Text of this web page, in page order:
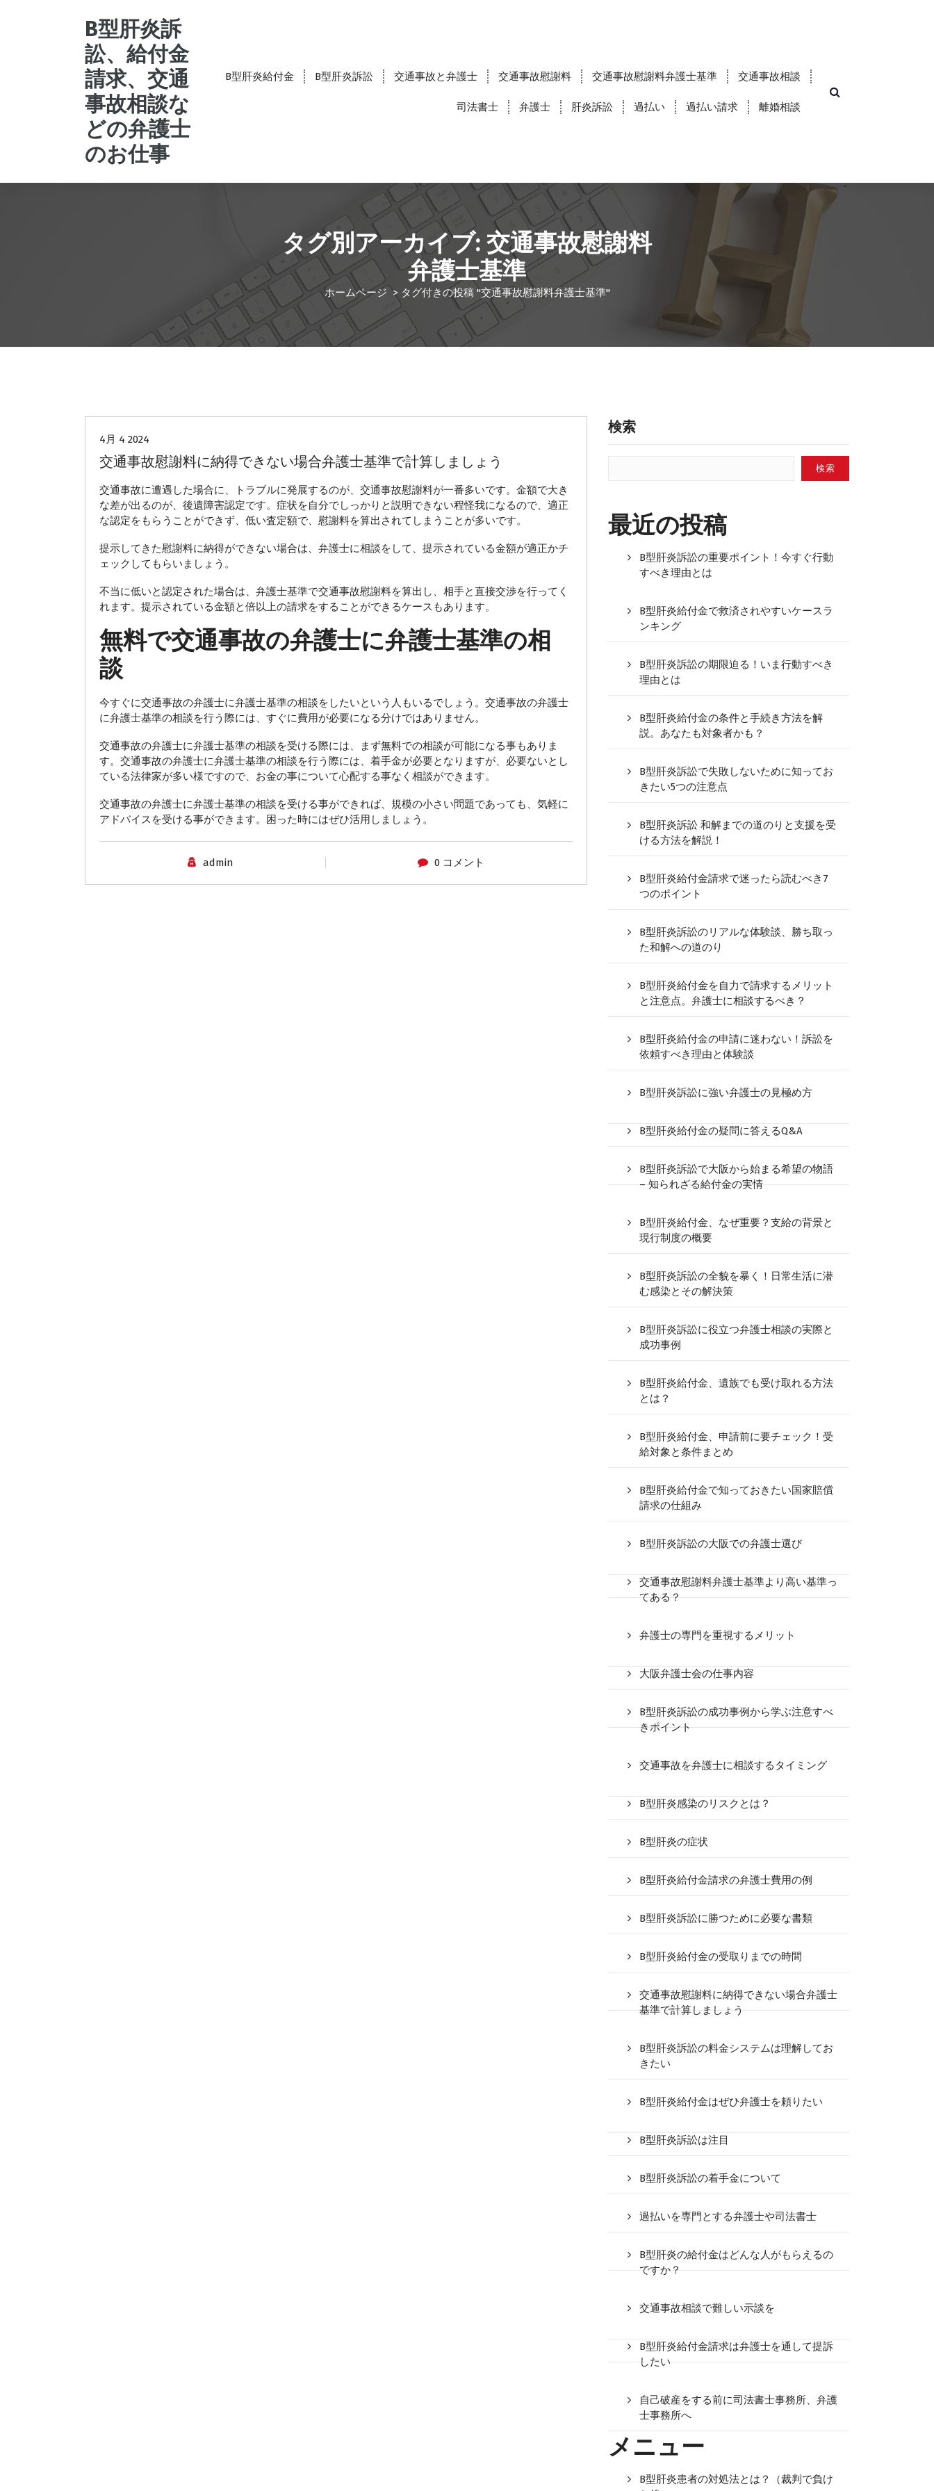
B型肝炎訴
訟、給付金
請求、交通
事故相談な
どの弁護士
のお仕事
B型肝炎給付金 B型肝炎訴訟 交通事故と弁護士 交通事故慰謝料 交通事故慰謝料弁護士基準 交通事故相談
司法書士 弁護士 肝炎訴訟 過払い 過払い請求 離婚相談
タグ別アーカイブ: 交通事故慰謝料
弁護士基準
ホームページ > タグ付きの投稿 "交通事故慰謝料弁護士基準"
4月 4 2024
交通事故慰謝料に納得できない場合弁護士基準で計算しましょう
交通事故に遭遇した場合に、トラブルに発展するのが、交通事故慰謝料が一番多いです。金額で大き
な差が出るのが、後遺障害認定です。症状を自分でしっかりと説明できない程怪我になるので、適正
な認定をもらうことができず、低い査定額で、慰謝料を算出されてしまうことが多いです。
提示してきた慰謝料に納得ができない場合は、弁護士に相談をして、提示されている金額が適正かチ
ェックしてもらいましょう。
不当に低いと認定された場合は、弁護士基準で交通事故慰謝料を算出し、相手と直接交渉を行ってく
れます。提示されている金額と倍以上の請求をすることができるケースもあります。
無料で交通事故の弁護士に弁護士基準の相
談
今すぐに交通事故の弁護士に弁護士基準の相談をしたいという人もいるでしょう。交通事故の弁護士
に弁護士基準の相談を行う際には、すぐに費用が必要になる分けではありません。
交通事故の弁護士に弁護士基準の相談を受ける際には、まず無料での相談が可能になる事もありま
す。交通事故の弁護士に弁護士基準の相談を行う際には、着手金が必要となりますが、必要ないとし
ている法律家が多い様ですので、お金の事について心配する事なく相談ができます。
交通事故の弁護士に弁護士基準の相談を受ける事ができれば、規模の小さい問題であっても、気軽に
アドバイスを受ける事ができます。困った時にはぜひ活用しましょう。
admin 0 コメント
検索
検索
最近の投稿
B型肝炎訴訟の重要ポイント！今すぐ行動
すべき理由とは
B型肝炎給付金で救済されやすいケースラ
ンキング
B型肝炎訴訟の期限迫る！いま行動すべき
理由とは
B型肝炎給付金の条件と手続き方法を解
説。あなたも対象者かも？
B型肝炎訴訟で失敗しないために知ってお
きたい5つの注意点
B型肝炎訴訟 和解までの道のりと支援を受
ける方法を解説！
B型肝炎給付金請求で迷ったら読むべき7
つのポイント
B型肝炎訴訟のリアルな体験談、勝ち取っ
た和解への道のり
B型肝炎給付金を自力で請求するメリット
と注意点。弁護士に相談するべき？
B型肝炎給付金の申請に迷わない！訴訟を
依頼すべき理由と体験談
B型肝炎訴訟に強い弁護士の見極め方
B型肝炎給付金の疑問に答えるQ&A
B型肝炎訴訟で大阪から始まる希望の物語
– 知られざる給付金の実情
B型肝炎給付金、なぜ重要？支給の背景と
現行制度の概要
B型肝炎訴訟の全貌を暴く！日常生活に潜
む感染とその解決策
B型肝炎訴訟に役立つ弁護士相談の実際と
成功事例
B型肝炎給付金、遺族でも受け取れる方法
とは？
B型肝炎給付金、申請前に要チェック！受
給対象と条件まとめ
B型肝炎給付金で知っておきたい国家賠償
請求の仕組み
B型肝炎訴訟の大阪での弁護士選び
交通事故慰謝料弁護士基準より高い基準っ
てある？
弁護士の専門を重視するメリット
大阪弁護士会の仕事内容
B型肝炎訴訟の成功事例から学ぶ注意すべ
きポイント
交通事故を弁護士に相談するタイミング
B型肝炎感染のリスクとは？
B型肝炎の症状
B型肝炎給付金請求の弁護士費用の例
B型肝炎訴訟に勝つために必要な書類
B型肝炎給付金の受取りまでの時間
交通事故慰謝料に納得できない場合弁護士
基準で計算しましょう
B型肝炎訴訟の料金システムは理解してお
きたい
B型肝炎給付金はぜひ弁護士を頼りたい
B型肝炎訴訟は注目
B型肝炎訴訟の着手金について
過払いを専門とする弁護士や司法書士
B型肝炎の給付金はどんな人がもらえるの
ですか？
交通事故相談で難しい示談を
B型肝炎給付金請求は弁護士を通して提訴
したい
自己破産をする前に司法書士事務所、弁護
士事務所へ
メニュー
B型肝炎患者の対処法とは？（裁判で負け